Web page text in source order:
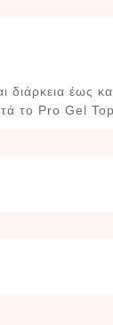
διάρκεια έως
το Pro Gel